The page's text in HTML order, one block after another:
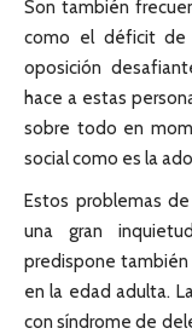
Son también
como el déficit de
oposición
hace a estas
sobre todo en
social como es la
Estos problemas
una gran
predispone también
en la edad adulta.
con síndrome de